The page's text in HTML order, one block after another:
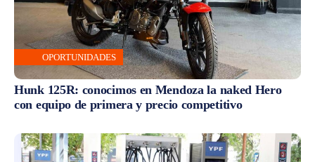
OPORTUNIDADES
Hunk 125R: conocimos en Mendoza la naked Hero
con equipo de primera y precio competitivo